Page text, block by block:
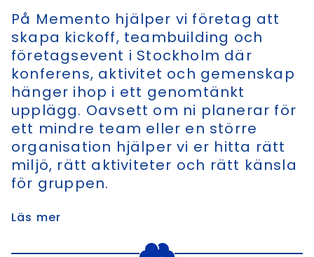
På Memento hjälper vi företag att
skapa kickoff, teambuilding och
företagsevent i Stockholm där
konferens, aktivitet och gemenskap
hänger ihop i ett genomtänkt
upplägg. Oavsett om ni planerar för
ett mindre team eller en större
organisation hjälper vi er hitta rätt
miljö, rätt aktiviteter och rätt känsla
för gruppen.
Läs mer